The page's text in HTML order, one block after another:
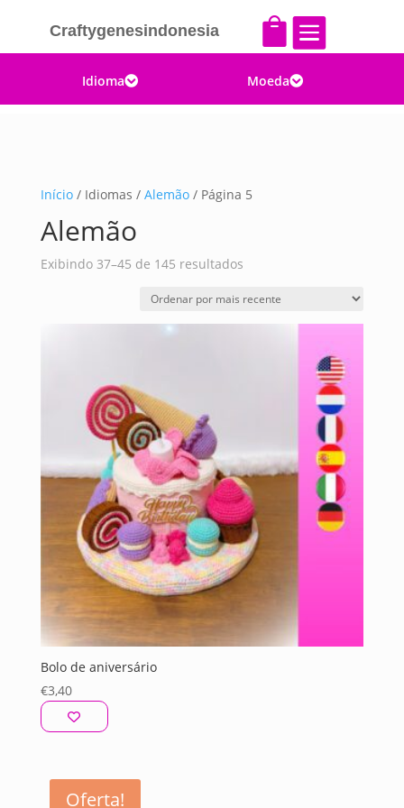
Craftygenesindonesia  
Idioma Moeda
Início/ Idiomas / Alemão/ Página 5
Alemão
Exibindo 37–45 de 145 resultadosClassificado
mais
recente
Bolo de aniversário
€3,40
Oferta!